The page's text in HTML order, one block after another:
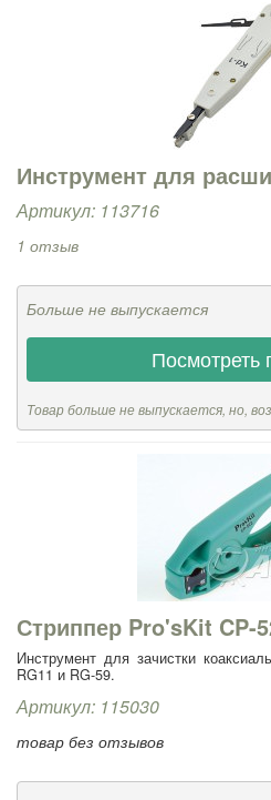
Инструмент для
Артикул: 113716
1 отзыв
Больше не выпускается
Посмотреть
Товар больше не выпускается, но,
Стриппер Pro'sKit CP-
Инструмент для зачистки
RG11 и RG-59.
Артикул: 115030
товар без отзывов